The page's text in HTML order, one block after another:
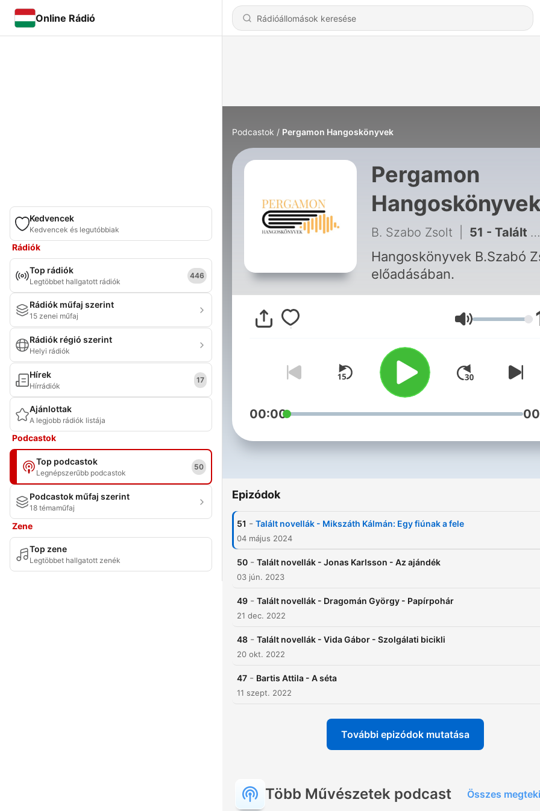
Online Rádió
Kedvencek
Kedvencek és legutóbbiak
Rádiók
Top rádiók
Legtöbbet hallgatott rádiók
446
Rádiók műfaj szerint
15 zenei műfaj
Rádiók régió szerint
Helyi rádiók
Hírek
Hírrádiók
17
Ajánlottak
A legjobb rádiók listája
Podcastok
Top podcastok
Legnépszerűbb podcastok
50
Podcastok műfaj szerint
18 témaműfaj
Zene
Top zene
Legtöbbet hallgatott zenék
Podcastok Pergamon Hangoskönyvek
Pergamon
Hallgatás Online
B. Szabo Zsolt 51 - Talált novellák - Mikszáth Kálmán: Egy fiúnak a fele
Hangoskönyvek B.Szabó
előadásában.
Hangerő
00:00
Epizódok
51 - Talált novellák - Mikszáth Kálmán: Egy fiúnak a fele
04 május 2024
50 - Talált novellák - Jonas Karlsson - Az ajándék
03 jún. 2023
49 - Talált novellák - Dragomán György - Papírpohár
21 dec. 2022
48 - Talált novellák - Vida Gábor - Szolgálati bicikli
20 okt. 2022
47 - Bartis Attila - A séta
11 szept. 2022
További epizódok mutatása
Több Művészetek podcast Összes